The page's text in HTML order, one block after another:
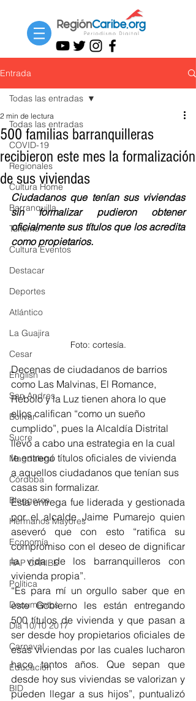
Entrada
Todas las entradas
COVID-19
Regionales
Cultura Home
Barranquilla
Turismo
Cultura Eventos
Destacar
Deportes
Atlántico
La Guajira
Cesar
English
San Andres
Bolívar
Sucre
Magdalena
Córdoba
Bloggeros
Hermanos Mayores
Economía
RAP CARIBE
Política
Documentos
Día 10/10 2017
Carnaval
Educación
BID
Todas las entradas
500 familias barranquilleras
recibieron este mes la formalización
de sus viviendas
2 min de lectura
Ciudadanos que tenían sus viviendas
sin formalizar pudieron obtener
oficialmente sus títulos que los acredita
como propietarios.
Foto: cortesía.
Decenas de ciudadanos de barrios
como Las Malvinas, El Romance,
Rebolo y la Luz tienen ahora lo que
ellos califican “como un sueño
cumplido”, pues la Alcaldía Distrital
llevó a cabo una estrategia en la cual
le entregó títulos oficiales de vivienda
a aquellos ciudadanos que tenían sus
casas sin formalizar.
Esta entrega fue liderada y gestionada
por el alcalde Jaime Pumarejo quien
aseveró que con esto “ratifica su
compromiso con el deseo de dignificar
la vida de los barranquilleros con
vivienda propia”.
“Es para mí un orgullo saber que en
este Gobierno les están entregando
500 títulos de vivienda y que pasan a
ser desde hoy propietarios oficiales de
esas viviendas por las cuales lucharon
hace tantos años. Que sepan que
desde hoy sus viviendas se valorizan y
pueden llegar a sus hijos”, puntualizó